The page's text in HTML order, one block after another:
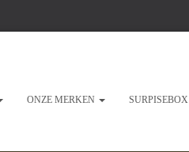
ONZE MERKEN SURPISEBOX